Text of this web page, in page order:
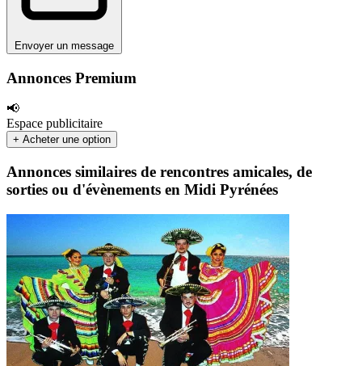
Annonces Premium
📢
Espace publicitaire
+ Acheter une option
Envoyer un message
Annonces similaires de rencontres amicales, de
sorties ou d'évènements en Midi Pyrénées